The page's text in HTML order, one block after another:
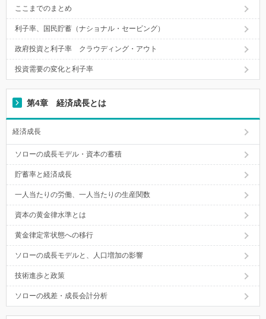
ここまでのまとめ
利子率、国民貯蓄（ナショナル・セービング）
政府投資と利子率 クラウディング・アウト
投資需要の変化と利子率
第4章 経済成長とは
経済成長
ソローの成長モデル・資本の蓄積
貯蓄率と経済成長
一人当たりの労働、一人当たりの生産関数
資本の黄金律水準とは
黄金律定常状態への移行
ソローの成長モデルと、人口増加の影響
技術進歩と政策
ソローの残差・成長会計分析